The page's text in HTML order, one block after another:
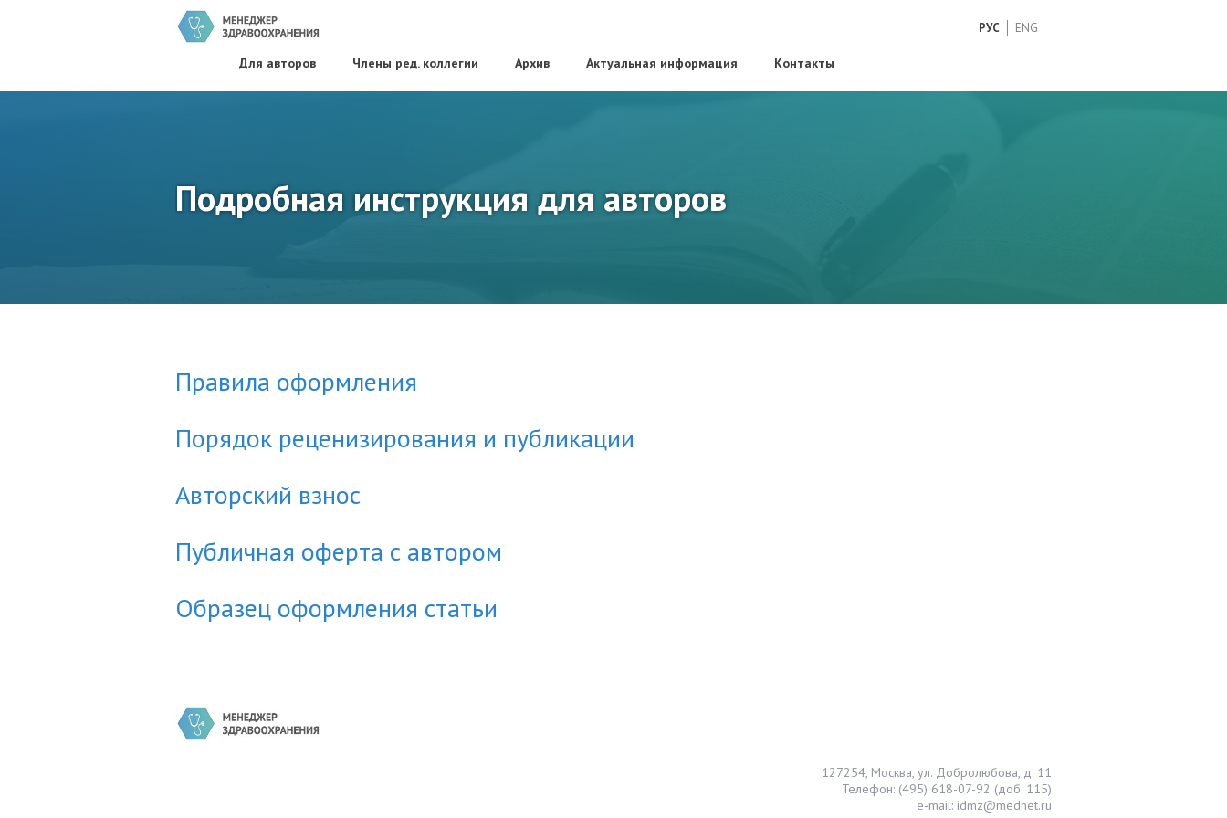
РУС ENG
Для авторов Члены ред. коллегии Архив Актуальная информация Контакты
Подробная инструкция для авторов
Правила оформления
Порядок реценизирования и публикации
Авторский взнос
Публичная оферта с автором
Образец оформления статьи
127254, Москва, ул. Добролюбова, д. 11
Телефон: (495) 618-07-92 (доб. 115)
e-mail: idmz@mednet.ru